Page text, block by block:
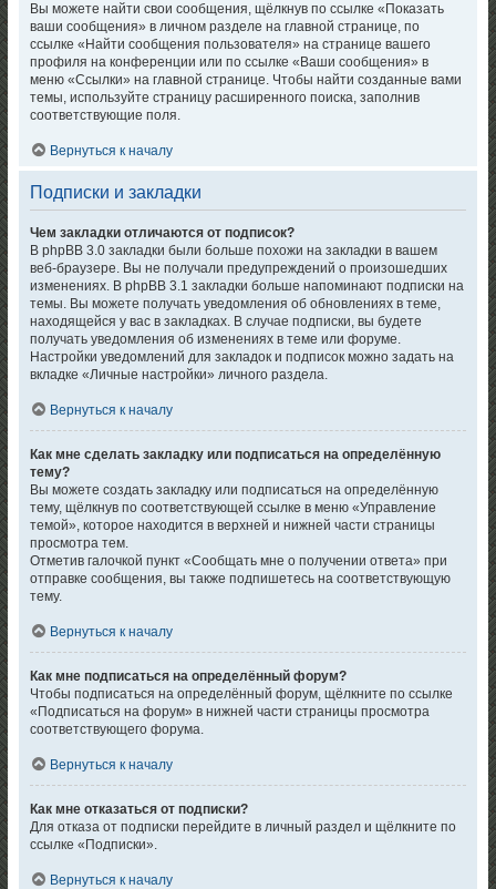
Вы можете найти свои сообщения, щёлкнув по ссылке «Показать
ваши сообщения» в личном разделе на главной странице, по
ссылке «Найти сообщения пользователя» на странице вашего
профиля на конференции или по ссылке «Ваши сообщения» в
меню «Ссылки» на главной странице. Чтобы найти созданные вами
темы, используйте страницу расширенного поиска, заполнив
соответствующие поля.
Вернуться к началу
Подписки и закладки
Чем закладки отличаются от подписок?
В phpBB 3.0 закладки были больше похожи на закладки в вашем
веб-браузере. Вы не получали предупреждений о произошедших
изменениях. В phpBB 3.1 закладки больше напоминают подписки на
темы. Вы можете получать уведомления об обновлениях в теме,
находящейся у вас в закладках. В случае подписки, вы будете
получать уведомления об изменениях в теме или форуме.
Настройки уведомлений для закладок и подписок можно задать на
вкладке «Личные настройки» личного раздела.
Вернуться к началу
Как мне сделать закладку или подписаться на определённую
тему?
Вы можете создать закладку или подписаться на определённую
тему, щёлкнув по соответствующей ссылке в меню «Управление
темой», которое находится в верхней и нижней части страницы
просмотра тем.
Отметив галочкой пункт «Сообщать мне о получении ответа» при
отправке сообщения, вы также подпишетесь на соответствующую
тему.
Вернуться к началу
Как мне подписаться на определённый форум?
Чтобы подписаться на определённый форум, щёлкните по ссылке
«Подписаться на форум» в нижней части страницы просмотра
соответствующего форума.
Вернуться к началу
Как мне отказаться от подписки?
Для отказа от подписки перейдите в личный раздел и щёлкните по
ссылке «Подписки».
Вернуться к началу